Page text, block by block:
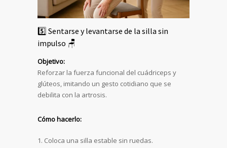
5️⃣ Sentarse y levantarse de la silla sin
impulso 🪑
Objetivo:
Reforzar la fuerza funcional del cuádriceps y
glúteos, imitando un gesto cotidiano que se
debilita con la artrosis.
Cómo hacerlo:
Coloca una silla estable sin ruedas.